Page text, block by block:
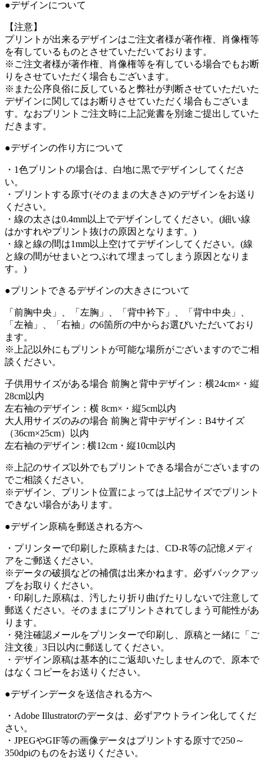
●デザインについて
【注意】
プリントが出来るデザインはご注文者様が著作権、肖像権等
を有しているものとさせていただいております。
※ご注文者様が著作権、肖像権等を有している場合でもお断
りをさせていただく場合もございます。
※また公序良俗に反していると弊社が判断させていただいた
デザインに関してはお断りさせていただく場合もございま
す。なおプリントご注文時に上記覚書を別途ご提出していた
だきます。
●デザインの作り方について
・1色プリントの場合は、白地に黒でデザインしてくださ
い。
・プリントする原寸(そのままの大きさ)のデザインをお送り
ください。
・線の太さは0.4mm以上でデザインしてください。(細い線
はかすれやプリント抜けの原因となります。)
・線と線の間は1mm以上空けてデザインしてください。(線
と線の間がせまいとつぶれて埋まってしまう原因となりま
す。)
●プリントできるデザインの大きさについて
「前胸中央」、「左胸」、「背中衿下」、「背中中央」、
「左袖」、「右袖」の6箇所の中からお選びいただいており
ます。
※上記以外にもプリントが可能な場所がございますのでご相
談ください。
子供用サイズがある場合 前胸と背中デザイン：横24cm×・縦
28cm以内
左右袖のデザイン：横 8cm×・縦5cm以内
大人用サイズのみの場合 前胸と背中デザイン：B4サイズ
（36cm×25cm）以内
左右袖のデザイン : 横12cm・縦10cm以内
※上記のサイズ以外でもプリントできる場合がございますの
でご相談ください。
※デザイン、プリント位置によっては上記サイズでプリント
できない場合があります。
●デザイン原稿を郵送される方へ
・プリンターで印刷した原稿または、CD-R等の記憶メディ
アをご郵送ください。
※データの破損などの補償は出来かねます。必ずバックアッ
プをお取りください。
・印刷した原稿は、汚したり折り曲げたりしないで注意して
郵送ください。そのままにプリントされてしまう可能性があ
ります。
・発注確認メールをプリンターで印刷し、原稿と一緒に「ご
注文後」3日以内に郵送してください。
・デザイン原稿は基本的にご返却いたしませんので、原本で
はなくコピーをお送りください。
●デザインデータを送信される方へ
・Adobe Illustratorのデータは、必ずアウトライン化してくだ
さい。
・JPEGやGIF等の画像データはプリントする原寸で250～
350dpiのものをお送りください。